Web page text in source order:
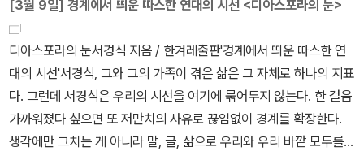
의의 도리다. 이런 논리로부터 시장에서 결정된 가격이나 소득은 정
당하며, 나아가서 시장은 정의롭다는 주장이 나온다. 허나, 이런 주장
역시 치명적 약점을 드러내면서 논쟁의 회오리바람을 일으킨다. 과연
사람들이 그렇게 합리적인가는 둘째 치고, 자발적 합의에 참여한 사
람들 사이의 관계, 이들의 합의가 엉뚱한 제3자에게 끼칠 불의의 피
해 등도 꼼꼼하게 따져보아야 한다. 더 중요한 것은, 시장에서 소비자
의 행태를 주도하는 선호의 성격이다. 참된 선호란 무엇인가? 경제학
[3월 9일] 경계에서 띄운 따스한 연대의 시선 <디아스포라의 눈>
디아스포라의 눈서경식 지음 / 한겨레출판'경계에서 띄운 따스한 연
대의 시선'서경식, 그와 그의 가족이 겪은 삶은 그 자체로 하나의 지표
다. 그런데 서경식은 우리의 시선을 여기에 묶어두지 않는다. 한 걸음
가까워졌다 싶으면 또 저만치의 사유로 끊임없이 경계를 확장한다.
생각에만 그치는 게 아니라 말, 글, 삶으로 우리와 우리 바깥 모두를